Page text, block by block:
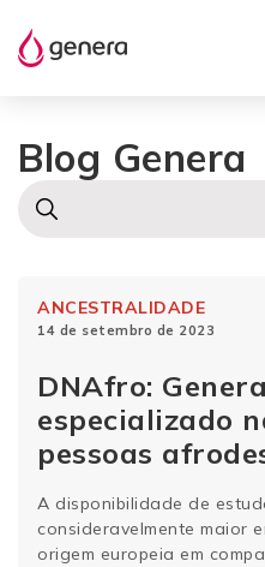
Blog Genera
ANCESTRALIDADE
14 de setembro de 2023
DNAfro:
especializado
pessoas
A disponibilidade de
consideravelmente maior
origem europeia em